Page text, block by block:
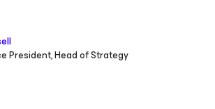
President, Head of Strategy